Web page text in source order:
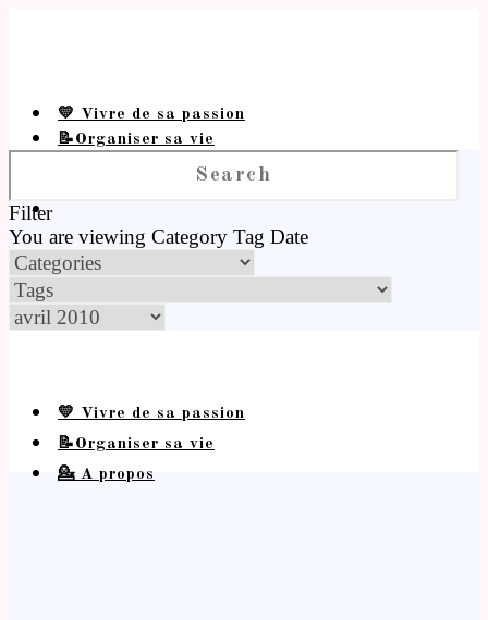
💛 Vivre de sa passion
📝Organiser sa vie
Filter
You are viewing Category Tag Date
💛 Vivre de sa passion
📝Organiser sa vie
💁 A propos